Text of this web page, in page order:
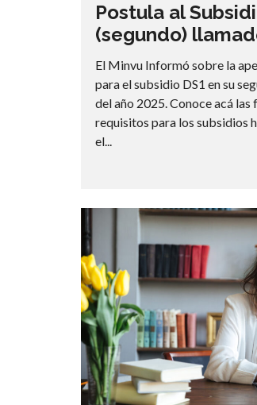
Postula al
(segundo)
El Minvu Informó sobre la
para el subsidio DS1 en su
del año 2025. Conoce acá las
requisitos para los subsidios
el...